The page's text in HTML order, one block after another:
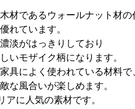
材であるウォールナット材の
れています。
淡がはっきりしており
いモザイク柄になります。
具によく使われている材料で
な風合いが楽しめます。
に人気の素材です。